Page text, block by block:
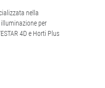
nella
per
4D e Horti Plus